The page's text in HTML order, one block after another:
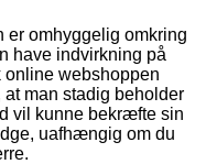
er omhyggelig omkring
have indvirkning på
online webshoppen
at man stadig beholder
vil kunne bekræfte sin
uafhængig om du